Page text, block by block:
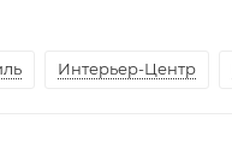
Интерьер-Центр